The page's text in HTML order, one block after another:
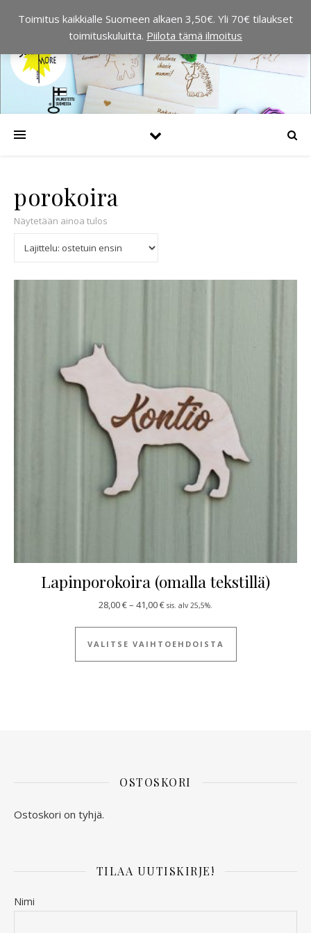
porokoira
Näytetään ainoa tulos
Lapinporokoira (omalla tekstillä)
28,00€– 41,00€Hintaluokka: 28,00 € - 41,00 €
sis. alv 25,5%.
VALITSE VAIHTOEHDOISTA
Tällä tuotteella
OSTOSKORI
Ostoskori on tyhjä.
TILAA UUTISKIRJE!
Nimi
Toimitus kaikkialle Suomeen alkaen 3,50€. Yli 70€ tilaukset
toimituskuluitta. Piilota tämä ilmoitus